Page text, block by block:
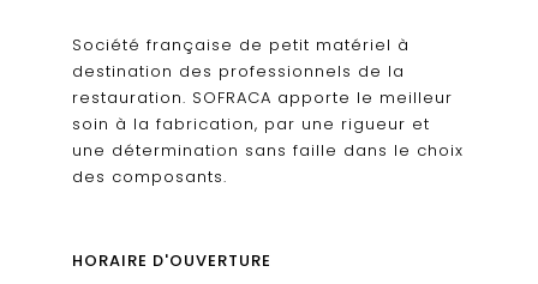
Société française de petit matériel à
destination des professionnels de la
restauration. SOFRACA apporte le meilleur
soin à la fabrication, par une rigueur et
une détermination sans faille dans le choix
des composants.
HORAIRE D'OUVERTURE